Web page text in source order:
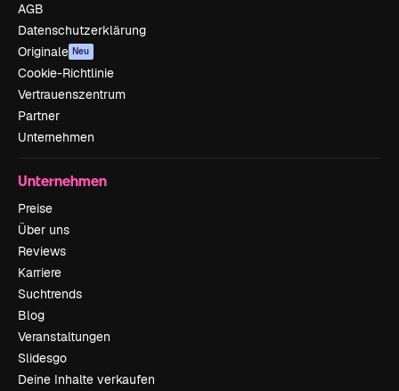
AGB
Datenschutzerklärung
Originale Neu
Cookie-Richtlinie
Vertrauenszentrum
Partner
Unternehmen
Unternehmen
Preise
Über uns
Reviews
Karriere
Suchtrends
Blog
Veranstaltungen
Slidesgo
Deine Inhalte verkaufen